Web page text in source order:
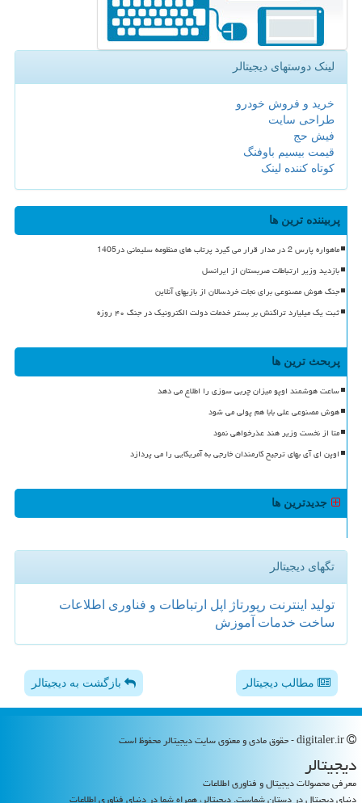
لینک دوستهای دیجیتالر
خرید و فروش خودرو
طراحی سایت
فیش حج
قیمت بیسیم باوفنگ
کوتاه کننده لینک
پربیننده ترین ها
ماهواره پارس 2 در مدار قرار می گیرد پرتاب های منظومه سلیمانی در1405
بازدید وزیر ارتباطات صربستان از ایرانسل
جنگ هوش مصنوعی برای نجات خردسالان از بازیهای آنلاین
ثبت یک میلیارد تراکنش بر بستر خدمات دولت الکترونیک در جنگ ۴۰ روزه
پربحث ترین ها
ساعت هوشمند اوپو میزان چربی سوزی را اطلاع می دهد
هوش مصنوعی علی بابا هم پولی می شود
متا از نخست وزیر هند عذرخواهی نمود
اوپن ای آی بهای ترجیح کارمندان خارجی به آمریکایی را می پردازد
جدیدترین ها
تگهای دیجیتالر
تولید اینترنت رپورتاژ اپل ارتباطات و فناوری اطلاعات
ساخت خدمات آموزش
مطالب دیجیتالر بازگشت به دیجیتالر
دیجیتالر
معرفی محصولات دیجیتال و فناوری اطلاعات
دنیای دیجیتال در دستان شماست. دیجیتالر، همراه شما در دنیای فناوری اطلاعات